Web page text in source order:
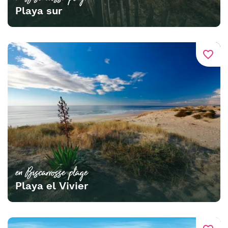
Playa sur
favorite_border
en Biscarrosse plage
Playa el Vivier